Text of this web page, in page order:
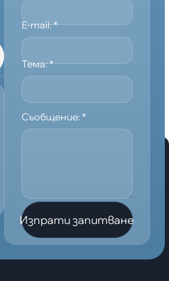
E-mail:*
Тема:*
Съобщение:*
Изпрати запитване